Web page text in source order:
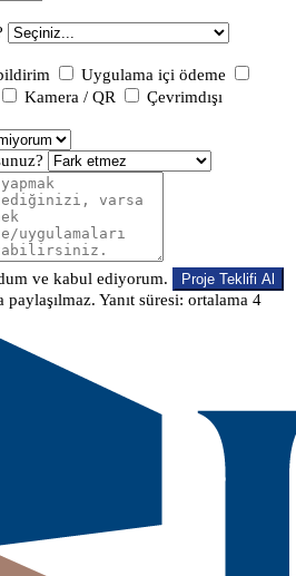
Uygulama içi ödeme
Kamera / QR
Çevrimdışı
ve kabul ediyorum. Proje Teklifi Al
Yanıt süresi: ortalama 4